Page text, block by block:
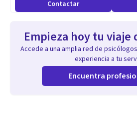
infertilidad
Contactar
Empieza hoy tu viaje
Accede a una amplia red de
experiencia a tu
Encuentra